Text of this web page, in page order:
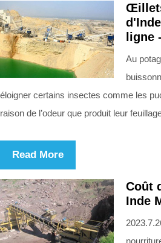
ligne
Au
éloigner certains insectes comme les
raison de l’odeur que produit leur
Read More
Coût
Inde